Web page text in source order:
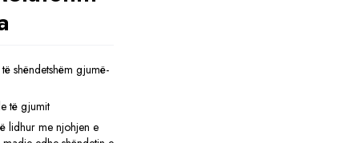
shëndetshëm gjumë-
të gjumit
lidhur me njohjen e